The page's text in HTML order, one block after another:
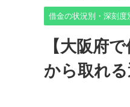
借金の状況別・深刻度
【大阪府
から取れ